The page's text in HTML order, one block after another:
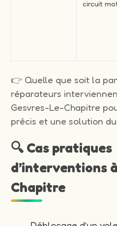
circuit
👉 Quelle que soit la
réparateurs
Gesvres-Le-Chapitre
précis et une solution
🔍 Cas pratiques
d’interventions
Chapitre